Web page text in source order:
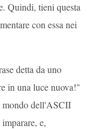
Quindi, tieni questa
con essa nei
detta da uno
in una luce nuova!"
mondo dell'ASCII
e,